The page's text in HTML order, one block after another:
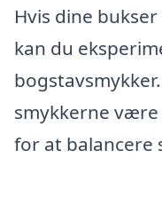
Hvis dine
kan du
smykkerne
for at balancere